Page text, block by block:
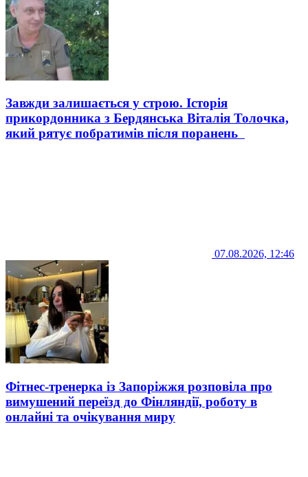
Завжди залишається у строю. Історія
прикордонника з Бердянська Віталія Толочка,
який рятує побратимів після поранень
07.08.2026, 12:46
Фітнес-тренерка із Запоріжжя розповіла про
вимушений переїзд до Фінляндії, роботу в
онлайні та очікування миру